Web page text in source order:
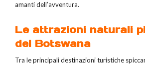
amanti dell’avventura.
Le attrazioni naturali
del Botswana
Tra le principali destinazioni turistiche